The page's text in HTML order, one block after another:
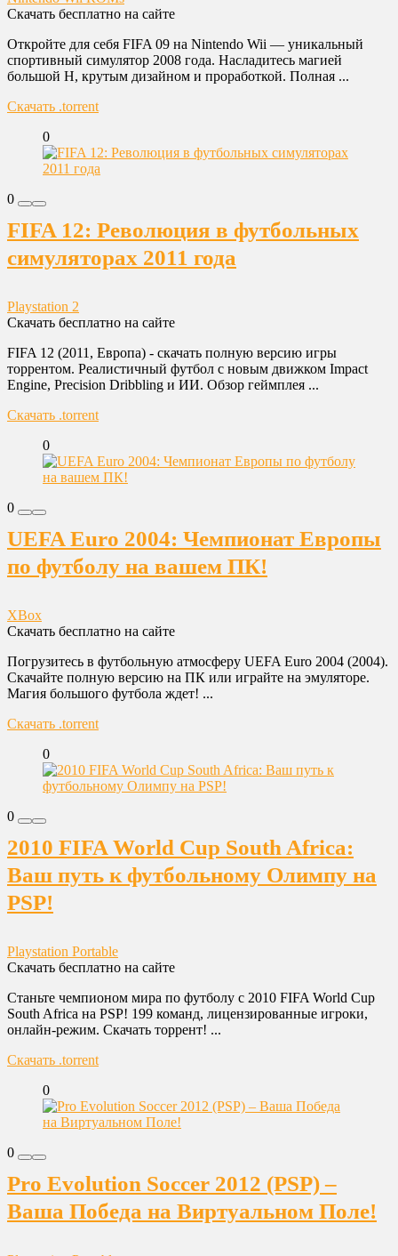
Скачать бесплатно на сайте
Откройте для себя FIFA 09 на Nintendo Wii — уникальный
спортивный симулятор 2008 года. Насладитесь магией
большой Н, крутым дизайном и проработкой. Полная ...
Скачать .torrent
0
0
FIFA 12: Революция в футбольных
симуляторах 2011 года
Playstation 2
Скачать бесплатно на сайте
FIFA 12 (2011, Европа) - скачать полную версию игры
торрентом. Реалистичный футбол с новым движком Impact
Engine, Precision Dribbling и ИИ. Обзор геймплея ...
Скачать .torrent
0
0
UEFA Euro 2004: Чемпионат Европы
по футболу на вашем ПК!
XBox
Скачать бесплатно на сайте
Погрузитесь в футбольную атмосферу UEFA Euro 2004 (2004).
Скачайте полную версию на ПК или играйте на эмуляторе.
Магия большого футбола ждет! ...
Скачать .torrent
0
0
2010 FIFA World Cup South Africa:
Ваш путь к футбольному Олимпу на
PSP!
Playstation Portable
Скачать бесплатно на сайте
Станьте чемпионом мира по футболу с 2010 FIFA World Cup
South Africa на PSP! 199 команд, лицензированные игроки,
онлайн-режим. Скачать торрент! ...
Скачать .torrent
0
0
Pro Evolution Soccer 2012 (PSP) –
Ваша Победа на Виртуальном Поле!